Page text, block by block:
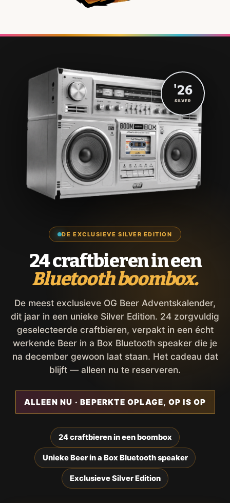
DE EXCLUSIEVE SILVER EDITION
24 craftbieren in een
Bluetooth boombox.
De meest exclusieve OG Beer Adventskalender,
dit jaar in een unieke Silver Edition. 24 zorgvuldig
geselecteerde craftbieren, verpakt in een écht
werkende Beer in a Box Bluetooth speaker die je
na december gewoon laat staan. Het cadeau dat
blijft — alleen nu te reserveren.
ALLEEN NU · BEPERKTE OPLAGE, OP IS OP
24 craftbieren in een boombox
Unieke Beer in a Box Bluetooth speaker
Exclusieve Silver Edition
'26
SILVER